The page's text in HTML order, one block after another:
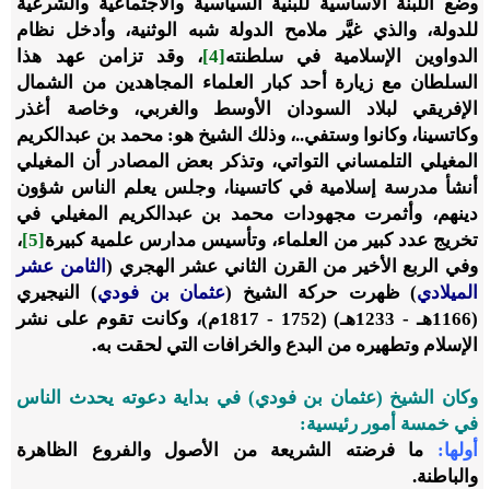
للدولة، والذي غيَّر ملامح الدولة شبه الوثنية، وأدخل نظام
الدواوين الإسلامية في سلطنته [4]
، وقد تزامن عهد هذا
السلطان مع زيارة أحد كبار العلماء المجاهدين من الشمال
الإفريقي لبلاد السودان الأوسط والغربي، وخاصة أغذر
وكاتسينا، وكانوا وستفي..، وذلك الشيخ هو: محمد بن عبدالكريم
المغيلي التلمساني التواتي، وتذكر بعض المصادر أن المغيلي
أنشأ مدرسة إسلامية في كاتسينا، وجلس يعلم الناس شؤون
دينهم، وأثمرت مجهودات محمد بن عبدالكريم المغيلي في
تخريج عدد كبير من العلماء، وتأسيس مدارس علمية كبيرة [5]
،
وفي الربع الأخير من القرن الثاني عشر الهجري (الثامن عشر
الميلادي) ظهرت حركة الشيخ (عثمان بن فودي) النيجيري
(1166هـ - 1233هـ) (1752 - 1817م)، وكانت تقوم على نشر
الإسلام وتطهيره من البدع والخرافات التي لحقت به.
وكان الشيخ (عثمان بن فودي) في بداية دعوته يحدث الناس
في خمسة أمور رئيسية:
أولها: ما فرضته الشريعة من الأصول والفروع الظاهرة
والباطنة.